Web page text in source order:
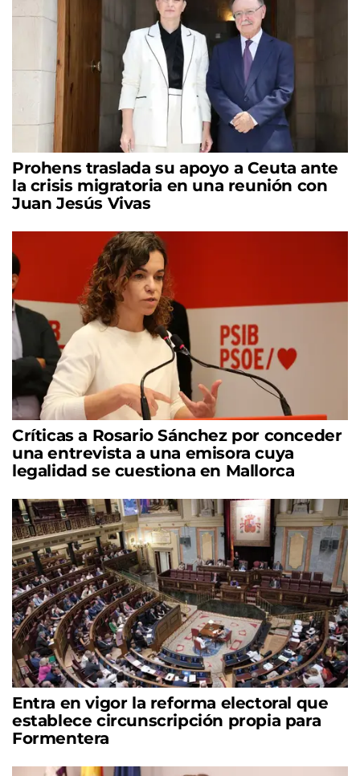
Prohens traslada su apoyo a Ceuta ante
la crisis migratoria en una reunión con
Juan Jesús Vivas
Críticas a Rosario Sánchez por conceder
una entrevista a una emisora cuya
legalidad se cuestiona en Mallorca
Entra en vigor la reforma electoral que
establece circunscripción propia para
Formentera